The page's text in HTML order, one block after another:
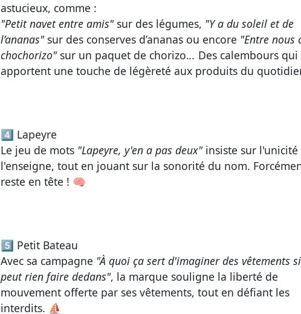
astucieux, comme :
"Petit navet entre amis"sur des légumes, "Y a du soleil et de
l’ananas"sur des conserves d’ananas ou encore "Entre nous
chochorizo"sur un paquet de chorizo... Des calembours qui
apportent une touche de légèreté aux produits du
4️⃣ Lapeyre
Le jeu de mots "Lapeyre, y'en a pas deux"insiste sur l'unicité
l'enseigne, tout en jouant sur la sonorité du nom.
reste en tête ! 🧠
5️⃣ Petit Bateau
Avec sa campagne "À quoi ça sert d'imaginer des vêtements
peut rien faire dedans", la marque souligne la liberté de
mouvement offerte par ses vêtements, tout en défiant les
interdits. ⛵